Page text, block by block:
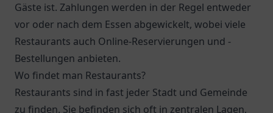
Gäste ist. Zahlungen werden in der Regel entweder
vor oder nach dem Essen abgewickelt, wobei viele
Restaurants auch Online-Reservierungen und -
Bestellungen anbieten.
Wo findet man Restaurants?
Restaurants sind in fast jeder Stadt und Gemeinde
zu finden. Sie befinden sich oft in zentralen Lagen,